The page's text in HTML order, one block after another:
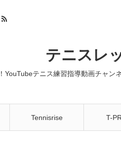
テニスレ
YouTubeテニス練習指導動画チャ
Tennisrise T-